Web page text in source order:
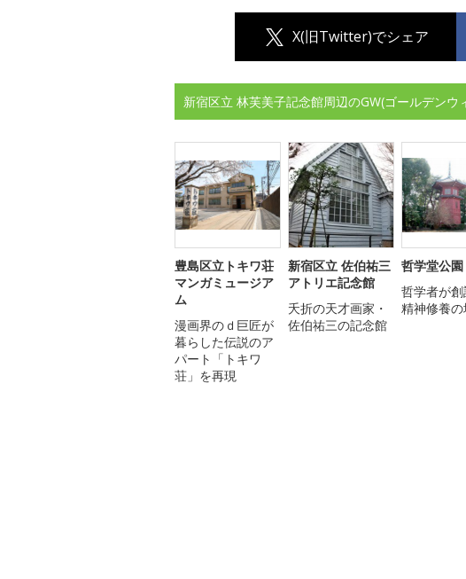
X(旧Twitter)でシェア
新宿区立 林芙美子記念館周辺のGW(ゴールデン
豊島区立トキワ荘
マンガミュージア
ム
漫画界のｄ巨匠が
暮らした伝説のア
パート「トキワ
荘」を再現
新宿区立 佐伯祐三
アトリエ記念館
夭折の天才画家・
佐伯祐三の記念館
哲学堂公園
哲学者が創
精神修養